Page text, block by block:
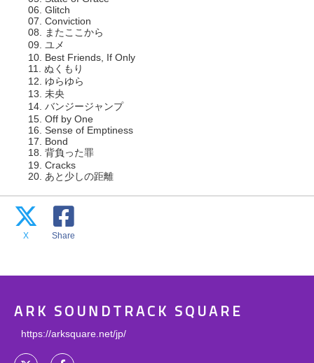
06. Glitch
07. Conviction
08. またここから
09. ユメ
10. Best Friends, If Only
11. ぬくもり
12. ゆらゆら
13. 未央
14. バンジージャンプ
15. Off by One
16. Sense of Emptiness
17. Bond
18. 背負った罪
19. Cracks
20. あと少しの距離
X Share
ARK SOUNDTRACK SQUARE
https://arksquare.net/jp/